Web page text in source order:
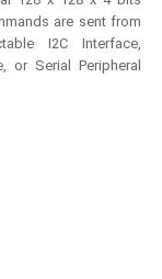
are sent from
I2C Interface,
or Serial Peripheral